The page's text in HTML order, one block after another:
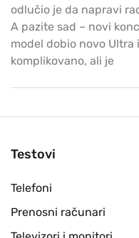
odlučio je da napravi
A pazite sad – novi
model dobio novo Ultra
komplikovano, ali je
Testovi
Telefoni
Prenosni računari